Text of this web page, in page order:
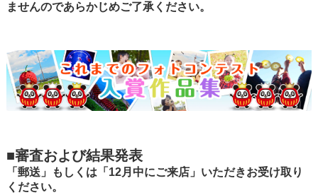
ませんのであらかじめご了承ください。
■審査および結果発表
「郵送」もしくは「12月中にご来店」いただきお受け取り
ください。